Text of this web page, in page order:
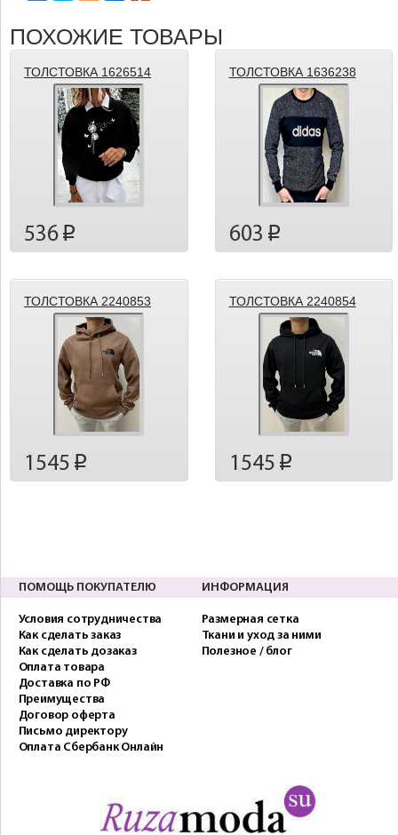
ПОХОЖИЕ ТОВАРЫ
ТОЛСТОВКА 1626514
536 p
ТОЛСТОВКА 1636238
603 p
ТОЛСТОВКА 2240853
1545 p
ТОЛСТОВКА 2240854
1545 p
ПОМОЩЬ ПОКУПАТЕЛЮ
Условия сотрудничества
Как сделать заказ
Как сделать дозаказ
Оплата товара
Доставка по РФ
Преимущества
Договор оферта
Письмо директору
Оплата Сбербанк Онлайн
ИНФОРМАЦИЯ
Размерная сетка
Ткани и уход за ними
Полезное / блог